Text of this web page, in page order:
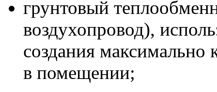
грунтовый
воздухопровод),
создания
в помещении;